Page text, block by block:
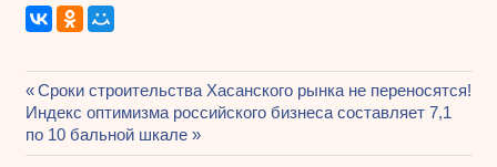
Навигация
по
Предыдущая
запись:
Сроки строительства Хасанского рынка не переносятся!
Следующая
запись:
Индекс оптимизма российского бизнеса составляет 7,1
по 10 бальной шкале